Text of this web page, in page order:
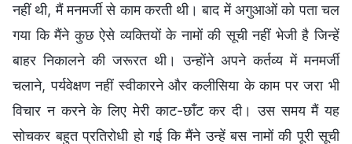
नहीं थी, मैं मनमर्जी से काम करती थी। बाद में अगुआओं को पता चल
गया कि मैंने कुछ ऐसे व्यक्तियों के नामों की सूची नहीं भेजी है जिन्हें
बाहर निकालने की जरूरत थी। उन्होंने अपने कर्तव्य में मनमर्जी
चलाने, पर्यवेक्षण नहीं स्वीकारने और कलीसिया के काम पर जरा भी
विचार न करने के लिए मेरी काट-छाँट कर दी। उस समय मैं यह
सोचकर बहुत प्रतिरोधी हो गई कि मैंने उन्हें बस नामों की पूरी सूची